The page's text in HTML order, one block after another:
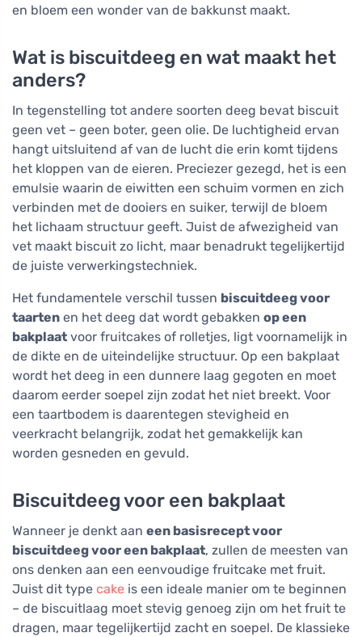
en bloem een wonder van de bakkunst maakt.
Wat is biscuitdeeg en wat maakt het
anders?
In tegenstelling tot andere soorten deeg bevat biscuit
geen vet – geen boter, geen olie. De luchtigheid ervan
hangt uitsluitend af van de lucht die erin komt tijdens
het kloppen van de eieren. Preciezer gezegd, het is een
emulsie waarin de eiwitten een schuim vormen en zich
verbinden met de dooiers en suiker, terwijl de bloem
het lichaam structuur geeft. Juist de afwezigheid van
vet maakt biscuit zo licht, maar benadrukt tegelijkertijd
de juiste verwerkingstechniek.
Het fundamentele verschil tussen biscuitdeeg voor
taarten en het deeg dat wordt gebakken op een
bakplaat voor fruitcakes of rolletjes, ligt voornamelijk in
de dikte en de uiteindelijke structuur. Op een bakplaat
wordt het deeg in een dunnere laag gegoten en moet
daarom eerder soepel zijn zodat het niet breekt. Voor
een taartbodem is daarentegen stevigheid en
veerkracht belangrijk, zodat het gemakkelijk kan
worden gesneden en gevuld.
Biscuitdeeg voor een bakplaat
Wanneer je denkt aan een basisrecept voor
biscuitdeeg voor een bakplaat, zullen de meesten van
ons denken aan een eenvoudige fruitcake met fruit.
Juist dit type cake is een ideale manier om te beginnen
– de biscuitlaag moet stevig genoeg zijn om het fruit te
dragen, maar tegelijkertijd zacht en soepel. De klassieke